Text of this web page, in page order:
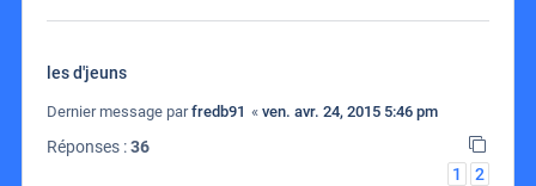
les d'jeuns
Dernier message parfredb91 « ven. avr. 24, 2015 5:46 pm
Réponses :36
1
2